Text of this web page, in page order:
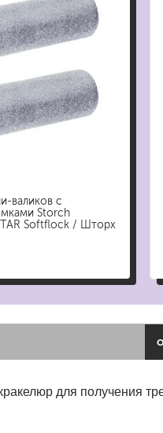
растворители,
удалители краски
средства от
смывка для
очиститель
гидроизоляция
наливные полы,
валиков с
Storch
Softflock / Шторх
для получения